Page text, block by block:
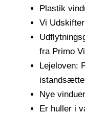
Plastik
Vi
fra Primo
Lejeloven:
Nye
Er huller i